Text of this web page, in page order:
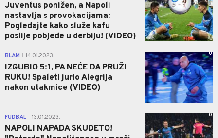
Juventus ponižen, a Napoli
nastavlja s provokacijama:
Pogledajte kako služe kafu
poslije pobjede u derbiju! (VIDEO)
BLAM 14.01.2023.
IZGUBIO 5:1, PA NEĆE DA PRUŽI
RUKU! Spaleti jurio Alegrija
nakon utakmice (VIDEO)
0
FUDBAL 13.01.2023.
NAPOLI NAPADA SKUDETO!
0